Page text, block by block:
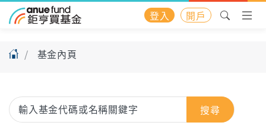
登入 開戶
基金內頁
搜尋